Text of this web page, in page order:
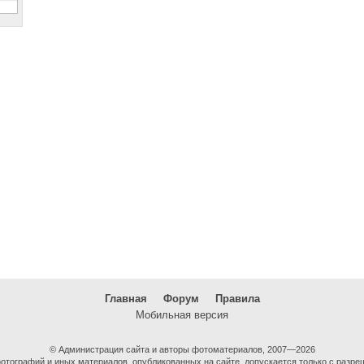
Главная Форум
Правила
Мобильная версия
© Администрация сайта и авторы фотоматериалов, 2007—2026
и иных материалов, опубликованных на сайте, допускается только с